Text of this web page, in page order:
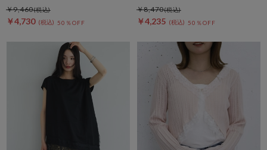
￥4,730 50％OFF
￥9,460
￥4,235 50％OFF
￥8,470